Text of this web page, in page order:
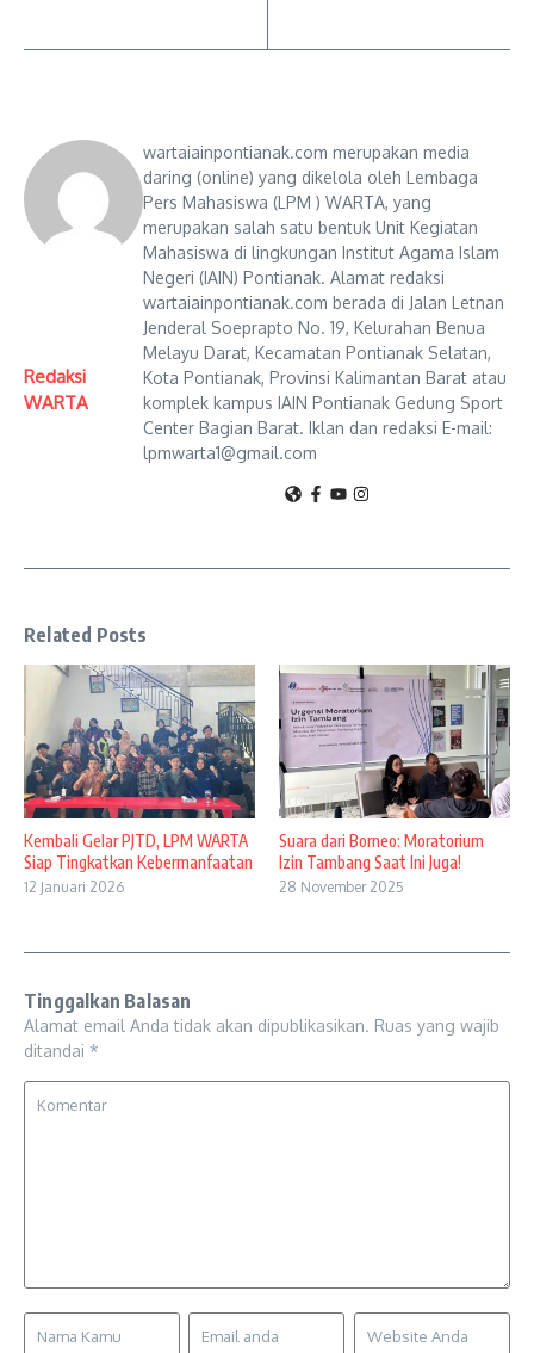
Redaksi
WARTA
wartaiainpontianak.com merupakan media
daring (online) yang dikelola oleh Lembaga
Pers Mahasiswa (LPM ) WARTA, yang
merupakan salah satu bentuk Unit Kegiatan
Mahasiswa di lingkungan Institut Agama Islam
Negeri (IAIN) Pontianak. Alamat redaksi
wartaiainpontianak.com berada di Jalan Letnan
Jenderal Soeprapto No. 19, Kelurahan Benua
Melayu Darat, Kecamatan Pontianak Selatan,
Kota Pontianak, Provinsi Kalimantan Barat atau
komplek kampus IAIN Pontianak Gedung Sport
Center Bagian Barat. Iklan dan redaksi E-mail:
lpmwarta1@gmail.com
Related Posts
Kembali Gelar PJTD, LPM WARTA
Siap Tingkatkan Kebermanfaatan
12 Januari 2026
Suara dari Borneo: Moratorium
Izin Tambang Saat Ini Juga!
28 November 2025
Tinggalkan Balasan
Alamat email Anda tidak akan dipublikasikan. Ruas yang wajib
ditandai *